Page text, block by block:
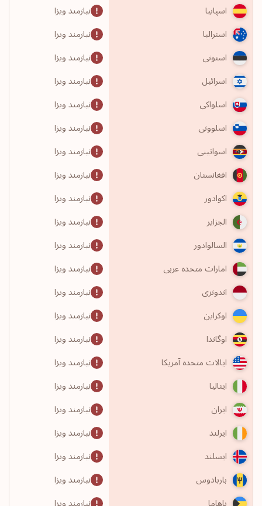
اسپانیا
نیازمند ویزا
استرالیا
نیازمند ویزا
استونی
نیازمند ویزا
اسرائیل
نیازمند ویزا
اسلواکی
نیازمند ویزا
اسلوونی
نیازمند ویزا
اسواتینی
نیازمند ویزا
افغانستان
نیازمند ویزا
اکوادور
نیازمند ویزا
الجزایر
نیازمند ویزا
السالوادور
نیازمند ویزا
امارات متحده عربی
نیازمند ویزا
اندونزی
نیازمند ویزا
اوکراین
نیازمند ویزا
اوگاندا
نیازمند ویزا
ایالات متحده آمریکا
نیازمند ویزا
ایتالیا
نیازمند ویزا
ایران
نیازمند ویزا
ایرلند
نیازمند ویزا
ایسلند
نیازمند ویزا
باربادوس
نیازمند ویزا